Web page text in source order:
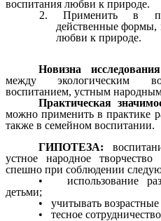
воспитания любви к природе.
2. Применить в
действенные
любви к природе.
Новизна
между экологическим
воспитанием, устным
Практическая
можно применить в практике
также в семейном воспитании.
ГИПОТЕЗА:
устное народное творчество
спешно при соблюдении
• использование
детьми;
• учитывать возрастные
• тесное